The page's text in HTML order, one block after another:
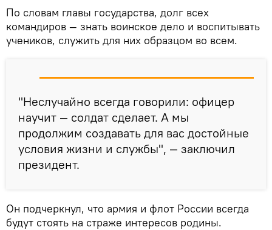
По словам главы государства, долг всех
командиров — знать воинское дело и воспитывать
учеников, служить для них образцом во всем.
"Неслучайно всегда говорили: офицер
научит — солдат сделает. А мы
продолжим создавать для вас достойные
условия жизни и службы", — заключил
президент.
Он подчеркнул, что армия и флот России всегда
будут стоять на страже интересов родины.